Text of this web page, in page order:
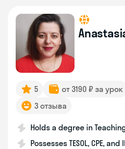
5 от 3190 ₽ за урок
3 отзыва
Holds a degree in
Possesses TESOL, CPE, and